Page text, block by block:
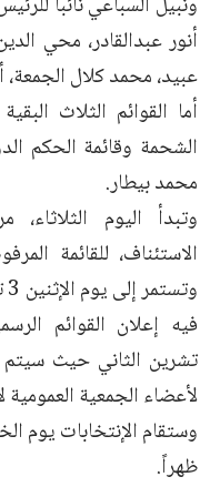
أنور عبدالقادر، محي
عبيد، محمد كلال
أما القوائم الثلاث
الشحمة وقائمة الحكم
محمد بيطار.
وتبدأ اليوم
الاستئناف، للقائمة
تشرين الثاني حيث سيتم
لأعضاء الجمعية العمومية
ظهراً.